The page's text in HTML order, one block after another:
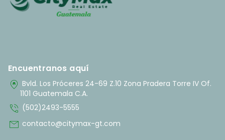
Encuentranos aquí
home_pin Bvld. Los Próceres 24-69 Z.10 Zona Pradera Torre IV Of.
1101 Guatemala C.A.
phone_in_talk (502)2493-5555
mail contacto@citymax-gt.com